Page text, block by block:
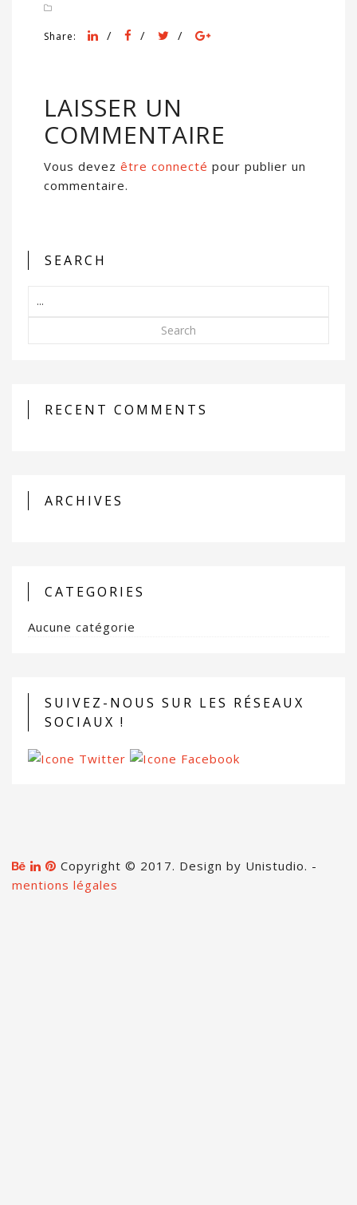
Share: / / /
LAISSER UN
COMMENTAIRE
Vous devez être connecté pour publier un
commentaire.
SEARCH
Search
RECENT COMMENTS
ARCHIVES
CATEGORIES
Aucune catégorie
SUIVEZ-NOUS SUR LES RÉSEAUX
SOCIAUX !
Copyright © 2017. Design by Unistudio. -
mentions légales